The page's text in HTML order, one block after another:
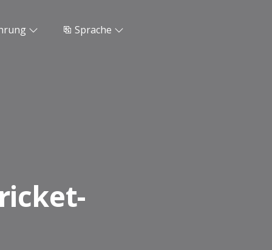
Sprache